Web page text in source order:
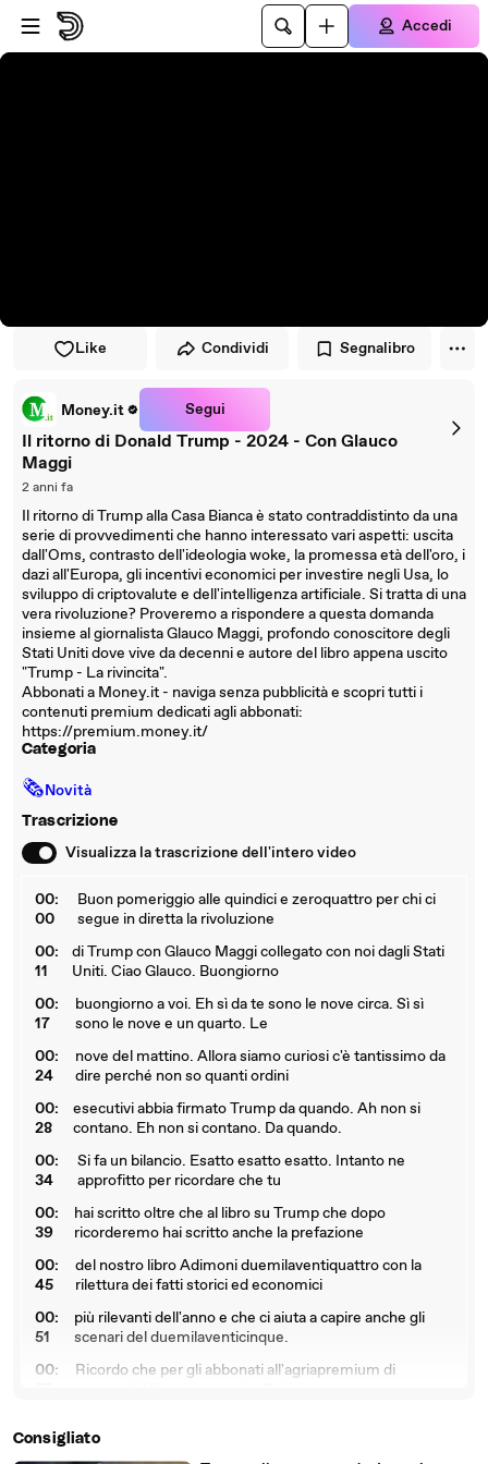
Vai al lettore
Passa al contenuto principale
Accedi
Like Condividi Segnalibro
Money.it Segui
Il ritorno di Donald Trump - 2024 - Con Glauco
Maggi
2 anni fa
Il ritorno di Trump alla Casa Bianca è stato contraddistinto da una
serie di provvedimenti che hanno interessato vari aspetti: uscita
dall'Oms, contrasto dell'ideologia woke, la promessa età dell'oro, i
dazi all'Europa, gli incentivi economici per investire negli Usa, lo
sviluppo di criptovalute e dell'intelligenza artificiale. Si tratta di una
vera rivoluzione? Proveremo a rispondere a questa domanda
insieme al giornalista Glauco Maggi, profondo conoscitore degli
Stati Uniti dove vive da decenni e autore del libro appena uscito
"Trump - La rivincita".
Abbonati a Money.it - naviga senza pubblicità e scopri tutti i
contenuti premium dedicati agli abbonati:
https://premium.money.it/
Categoria
🗞Novità
Trascrizione
Visualizza la trascrizione dell'intero video
00:
00
Buon pomeriggio alle quindici e zeroquattro per chi ci
segue in diretta la rivoluzione
00:
11
di Trump con Glauco Maggi collegato con noi dagli Stati
Uniti. Ciao Glauco. Buongiorno
00:
17
buongiorno a voi. Eh sì da te sono le nove circa. Sì sì
sono le nove e un quarto. Le
00:
24
nove del mattino. Allora siamo curiosi c'è tantissimo da
dire perché non so quanti ordini
00:
28
esecutivi abbia firmato Trump da quando. Ah non si
contano. Eh non si contano. Da quando.
00:
34
Si fa un bilancio. Esatto esatto esatto. Intanto ne
approfitto per ricordare che tu
00:
39
hai scritto oltre che al libro su Trump che dopo
ricorderemo hai scritto anche la prefazione
00:
45
del nostro libro Adimoni duemilaventiquattro con la
rilettura dei fatti storici ed economici
00:
51
più rilevanti dell'anno e che ci aiuta a capire anche gli
scenari del duemilaventicinque.
00:
Ricordo che per gli abbonati all'agriapremium di
03
shop di money dove poterlo acquistare
Consigliato